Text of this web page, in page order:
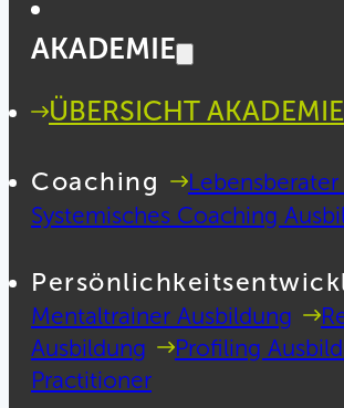
AKADEMIE
ÜBERSICHT AKADEMIE
Coaching
Systemisches Coaching
Mentaltrainer Ausbildung
Ausbildung
Profiling
Practitioner